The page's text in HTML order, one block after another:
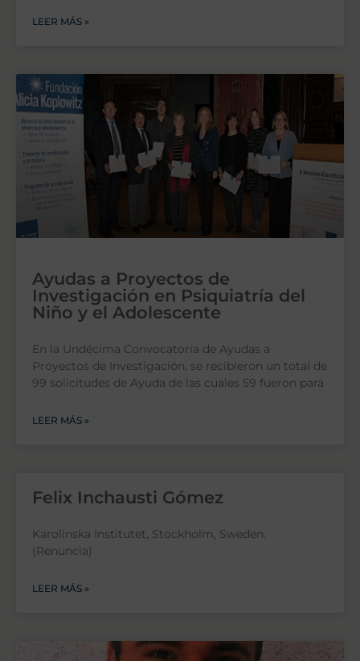
LEER MÁS »
Ayudas a Proyectos de
Investigación en Psiquiatría del
Niño y el Adolescente
En la Undécima Convocatoria de Ayudas a
Proyectos de Investigación, se recibieron un total de
99 solicitudes de Ayuda de las cuales 59 fueron para
LEER MÁS »
Felix Inchausti Gómez
Karolinska Institutet, Stockholm, Sweden.
(Renuncia)
LEER MÁS »